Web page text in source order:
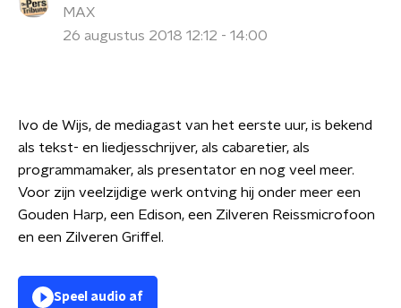
MAX
26 augustus 2018 12:12 - 14:00
Ivo de Wijs, de mediagast van het eerste uur, is bekend
als tekst- en liedjesschrijver, als cabaretier, als
programmamaker, als presentator en nog veel meer.
Voor zijn veelzijdige werk ontving hij onder meer een
Gouden Harp, een Edison, een Zilveren Reissmicrofoon
en een Zilveren Griffel.
Speel audio af